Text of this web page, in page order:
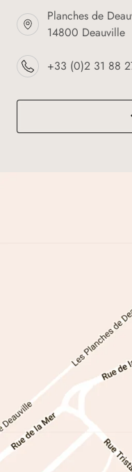
Planches de
14800 Deauville
+33 (0)2 31 88